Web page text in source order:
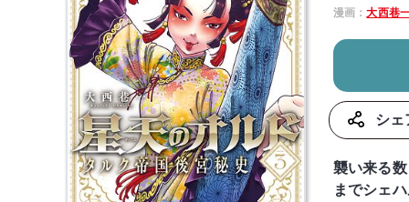
漫画：大西巷
シェ
襲い来る
までシェ